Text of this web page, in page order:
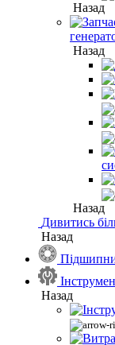
Назад
Назад
Назад
Дивитись
Назад
Назад